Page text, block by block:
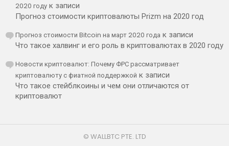
2020 году к записи
Прогноз стоимости криптовалюты Prizm на 2020 год
Прогноз стоимости Bitcoin на март 2020 года к записи
Что такое халвинг и его роль в криптовалютах в 2020 году
Новости криптовалют: Почему ФРС рассматривает
криптовалюту с фиатной поддержкой к записи
Что такое стейблкоины и чем они отличаются от
криптовалют
© WALLBTC PTE. LTD